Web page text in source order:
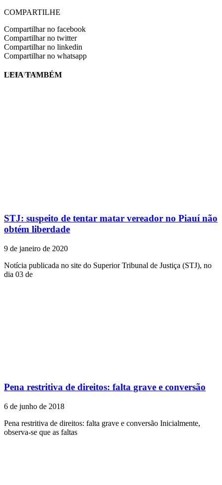
COMPARTILHE
Compartilhar no facebook
Compartilhar no twitter
Compartilhar no linkedin
Compartilhar no whatsapp
EVINIS TALON
LEIA TAMBÉM
STJ: suspeito de tentar matar vereador no Piauí não
obtém liberdade
9 de janeiro de 2020
Notícia publicada no site do Superior Tribunal de Justiça (STJ), no
dia 03 de
Pena restritiva de direitos: falta grave e conversão
6 de junho de 2018
Pena restritiva de direitos: falta grave e conversão Inicialmente,
observa-se que as faltas